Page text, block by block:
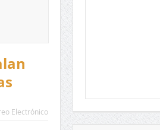
Electrónico